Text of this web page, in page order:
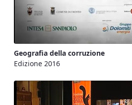
Geografia della corruzione
Edizione 2016